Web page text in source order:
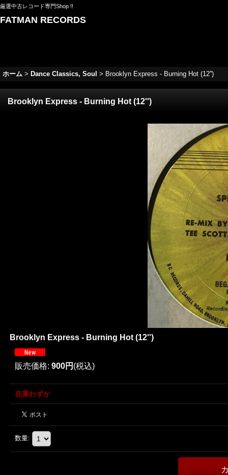
厳選中古レコード専門Shop !!
FATMAN RECORDS
ホーム > Dance Classics, Soul > Brooklyn Express - Burning Hot (12'')
Brooklyn Express - Burning Hot (12'')
Brooklyn Express - Burning Hot (12'')
販売価格: 900円 (税込)
在庫わずか
数量: